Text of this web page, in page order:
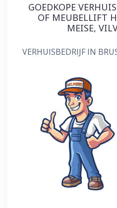
GOEDKOPE
OF MEUBELLIFT
MEISE,
VERHUISBEDRIJF IN